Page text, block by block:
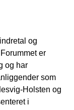
og
er
og har
som
Holsten og
i